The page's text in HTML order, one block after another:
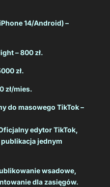
14/Android) –
– 800 zł.
zł.
zł/mies.
do masowego TikTok –
edytor TikTok,
jednym
wsadowe,
dla zasięgów.